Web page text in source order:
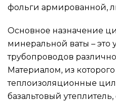
фольги армированной,
Основное назначение
минеральной ваты – это
трубопроводов
Материалом, из
теплоизоляционные
базальтовый